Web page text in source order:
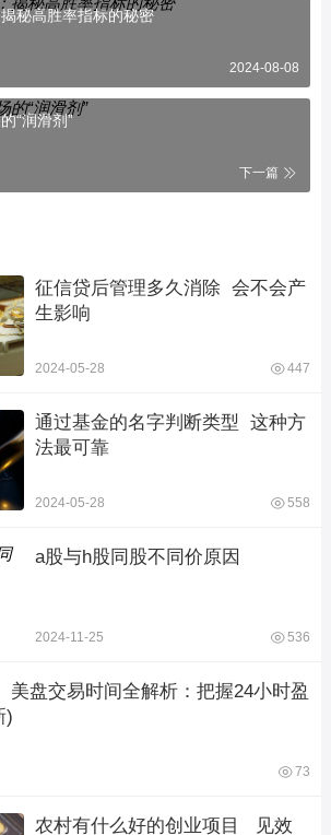
秘高胜率指标的秘密
2024-08-08
“润滑剂”
下一篇
征信贷后管理多久消除  会不会产
生影响
2024-05-28 447
通过基金的名字判断类型  这种方
法最可靠
2024-05-28 558
a股与h股同股不同价原因
2024-11-25 536
美盘交易时间全解析：把握24小时盈
)
73
农村有什么好的创业项目   见效